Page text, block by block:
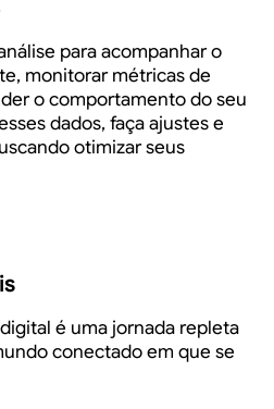
para acompanhar o
monitorar métricas de
o comportamento do seu
dados, faça ajustes e
otimizar seus
é uma jornada repleta
conectado em que se